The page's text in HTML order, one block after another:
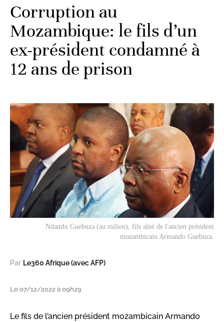
Corruption au
Mozambique: le fils d’un
ex-président condamné à
12 ans de prison
Ndambi Guebuza (au milieu), fils aîné de l'ancien président
mozambicain Armando Guebuza.
Par Le360 Afrique (avec AFP)
Le 07/12/2022 à 09h29
Le fils de l’ancien président mozambicain Armando